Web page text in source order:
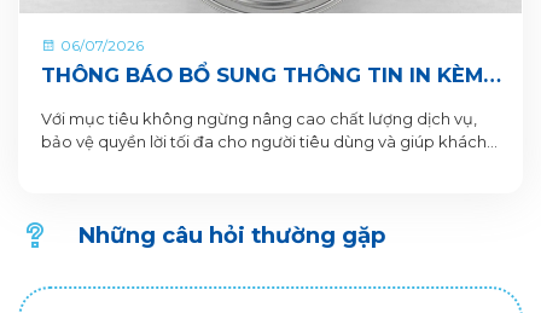
06/07/2026
THÔNG BÁO BỔ SUNG THÔNG TIN IN KÈM
QR CODE DƯỚI ĐÁY LON VÀ HỘP SẢN
PHẨM
Với mục tiêu không ngừng nâng cao chất lượng dịch vụ,
bảo vệ quyền lời tối đa cho người tiêu dùng và giúp khách
Những câu hỏi thường gặp